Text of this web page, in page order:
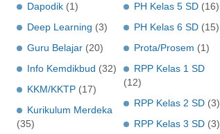
Dapodik (1)
Deep Learning (3)
Guru Belajar (20)
Info Kemdikbud (32)
KKM/KKTP (17)
Kurikulum Merdeka
(35)
PH Kelas 5 SD (16)
PH Kelas 6 SD (15)
Prota/Prosem (1)
RPP Kelas 1 SD
(12)
RPP Kelas 2 SD (3)
RPP Kelas 3 SD (3)